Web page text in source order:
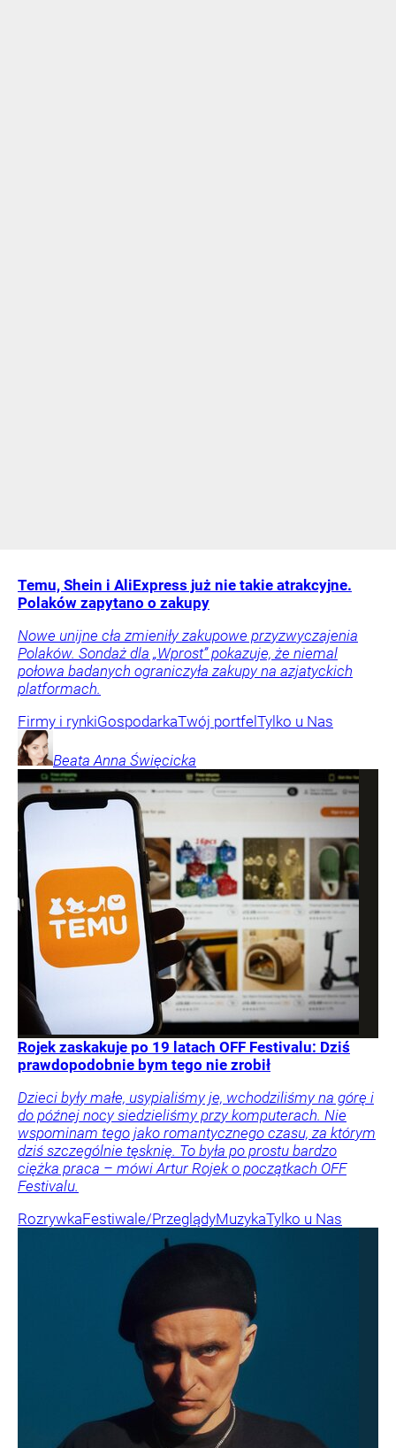
Temu, Shein i AliExpress już nie takie atrakcyjne.
Polaków zapytano o zakupy
Nowe unijne cła zmieniły zakupowe przyzwyczajenia
Polaków. Sondaż dla „Wprost” pokazuje, że niemal
połowa badanych ograniczyła zakupy na azjatyckich
platformach.
Firmy i rynkiGospodarkaTwój portfelTylko u Nas
Beata Anna Święcicka
Rojek zaskakuje po 19 latach OFF Festivalu: Dziś
prawdopodobnie bym tego nie zrobił
Dzieci były małe, usypialiśmy je, wchodziliśmy na górę i
do późnej nocy siedzieliśmy przy komputerach. Nie
wspominam tego jako romantycznego czasu, za którym
dziś szczególnie tęsknię. To była po prostu bardzo
ciężka praca – mówi Artur Rojek o początkach OFF
Festivalu.
RozrywkaFestiwale/PrzeglądyMuzykaTylko u Nas